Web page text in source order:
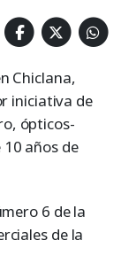
Chiclana,
iniciativa de
ópticos-
años de
6 de la
de la